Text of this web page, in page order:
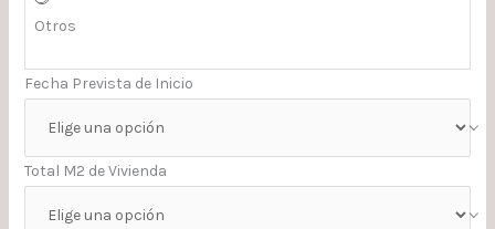
Otros
Fecha Prevista de Inicio
Total M2 de Vivienda